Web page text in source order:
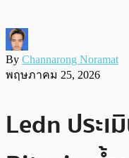
By Channarong Noramat
พฤษภาคม 25, 2026
Ledn ประ